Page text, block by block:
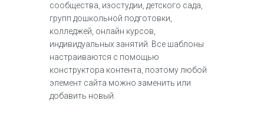
сообщества, изостудии, детского сада,
групп дошкольной подготовки,
колледжей, онлайн курсов,
индивидуальных занятий. Все шаблоны
настраиваются с помощью
конструктора контента, поэтому любой
элемент сайта можно заменить или
добавить новый.